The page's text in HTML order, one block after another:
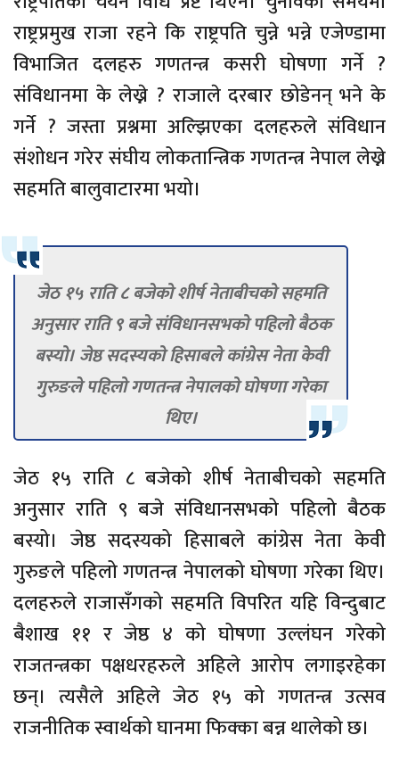
राष्ट्रप्रमुख राजा रहने कि राष्ट्रपति चुन्ने भन्ने एजेण्डामा
विभाजित दलहरु गणतन्त्र कसरी घोषणा गर्ने ?
संविधानमा के लेख्ने ? राजाले दरबार छोडेनन् भने के
गर्ने ? जस्ता प्रश्नमा अल्झिएका दलहरुले संविधान
संशोधन गरेर संघीय लोकतान्त्रिक गणतन्त्र नेपाल लेख्ने
सहमति बालुवाटारमा भयो।
जेठ १५ राति ८ बजेको शीर्ष नेताबीचको सहमति
अनुसार राति ९ बजे संविधानसभको पहिलो बैठक
बस्यो। जेष्ठ सदस्यको हिसाबले कांग्रेस नेता केवी
गुरुङले पहिलो गणतन्त्र नेपालको घोषणा गरेका
थिए।
जेठ १५ राति ८ बजेको शीर्ष नेताबीचको सहमति
अनुसार राति ९ बजे संविधानसभको पहिलो बैठक
बस्यो। जेष्ठ सदस्यको हिसाबले कांग्रेस नेता केवी
गुरुङले पहिलो गणतन्त्र नेपालको घोषणा गरेका थिए।
दलहरुले राजासँगको सहमति विपरित यहि विन्दुबाट
बैशाख ११ र जेष्ठ ४ को घोषणा उल्लंघन गरेको
राजतन्त्रका पक्षधरहरुले अहिले आरोप लगाइरहेका
छन्। त्यसैले अहिले जेठ १५ को गणतन्त्र उत्सव
राजनीतिक स्वार्थको घानमा फिक्का बन्न थालेको छ।